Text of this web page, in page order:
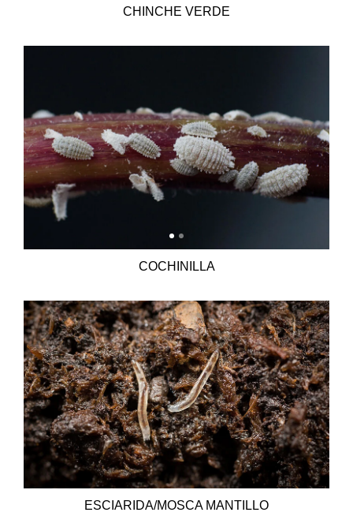
CHINCHE VERDE
COCHINILLA
ESCIARIDA/MOSCA MANTILLO